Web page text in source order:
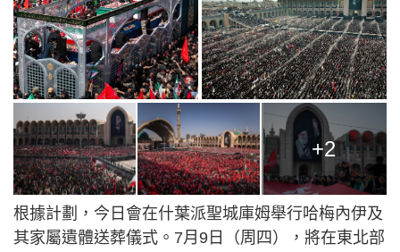
+2
根據計劃，今日會在什葉派聖城庫姆舉行哈梅內伊及
其家屬遺體送葬儀式。7月9日（周四），將在東北部